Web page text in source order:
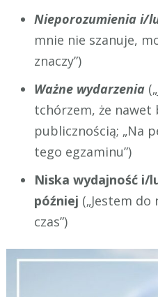
Nieporozumienia i/
mnie nie szanuje,
znaczy”)
Ważne wydarzenia
tchórzem, że nawet
publicznością; „Na
tego egzaminu”)
Niska wydajność i/
później („Jestem
czas”)